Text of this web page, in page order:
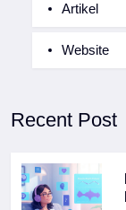
Artikel
Website
Recent Post